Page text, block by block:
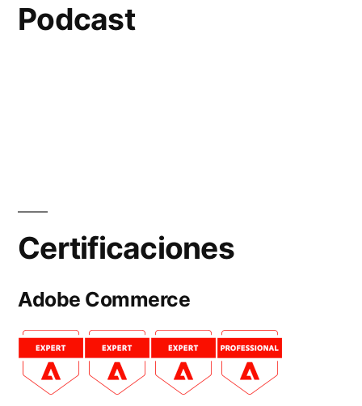
Podcast
Certificaciones
Adobe Commerce